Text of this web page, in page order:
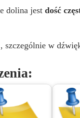
dolina jestdość
w